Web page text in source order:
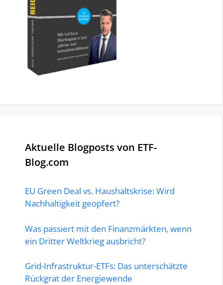
Aktuelle Blogposts von ETF-
Blog.com
EU Green Deal vs. Haushaltskrise: Wird
Nachhaltigkeit geopfert?
Was passiert mit den Finanzmärkten, wenn
ein Dritter Weltkrieg ausbricht?
Grid-Infrastruktur-ETFs: Das unterschätzte
Rückgrat der Energiewende